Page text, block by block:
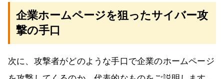
企業ホームページを狙ったサイバー攻
撃の手口
次に、攻撃者がどのような手口で企業のホームページ